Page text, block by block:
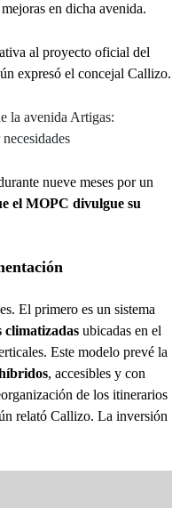
en dicha avenida.
al proyecto oficial del
expresó el concejal Callizo.
la avenida Artigas:
nueve meses por un
el MOPC divulgue su
El primero es un sistema
climatizadas ubicadas en el
Este modelo prevé la
, accesibles y con
de los itinerarios
relató Callizo. La inversión